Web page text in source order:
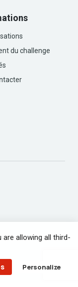
du challenge
allowing all third-
Personalize